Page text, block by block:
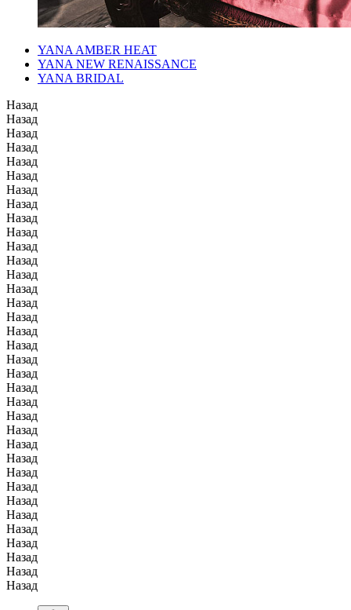
YANA AMBER HEAT
YANA NEW RENAISSANCE
YANA BRIDAL
Назад
Назад
Назад
Назад
Назад
Назад
Назад
Назад
Назад
Назад
Назад
Назад
Назад
Назад
Назад
Назад
Назад
Назад
Назад
Назад
Назад
Назад
Назад
Назад
Назад
Назад
Назад
Назад
Назад
Назад
Назад
Назад
Назад
Назад
Назад